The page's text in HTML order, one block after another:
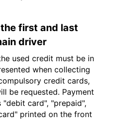
first and last
driver
used credit must be in
when collecting
credit cards,
be requested. Payment
card", "prepaid",
printed on the front